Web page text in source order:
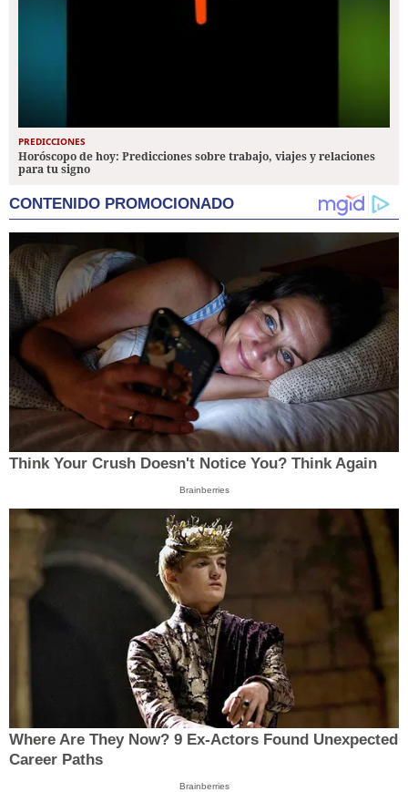
PREDICCIONES
Horóscopo de hoy: Predicciones sobre trabajo, viajes y relaciones
para tu signo
CONTENIDO PROMOCIONADO
Think Your Crush Doesn't Notice You? Think Again
Brainberries
Where Are They Now? 9 Ex-Actors Found Unexpected
Career Paths
Brainberries